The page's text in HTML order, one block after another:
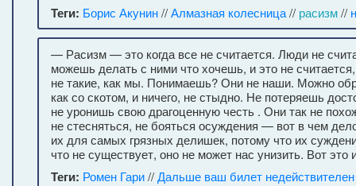
Теги: Борис Акунин//Алмазная колесница// расизм//
— Расизм — это когда все не считается. Люди не
можешь делать с ними что хочешь, и это не
не такие, как мы. Понимаешь? Они не наши. Можно
как со скотом, и ничего, не стыдно. Не потеряешь
не уронишь свою драгоценную честь . Они так не
не стесняться, не бояться осуждения — вот в чем
их для самых грязных делишек, потому что их
что не существует, оно не может нас унизить. Вот это
Теги: Ромен Гари//Дальше ваш билет недействителен